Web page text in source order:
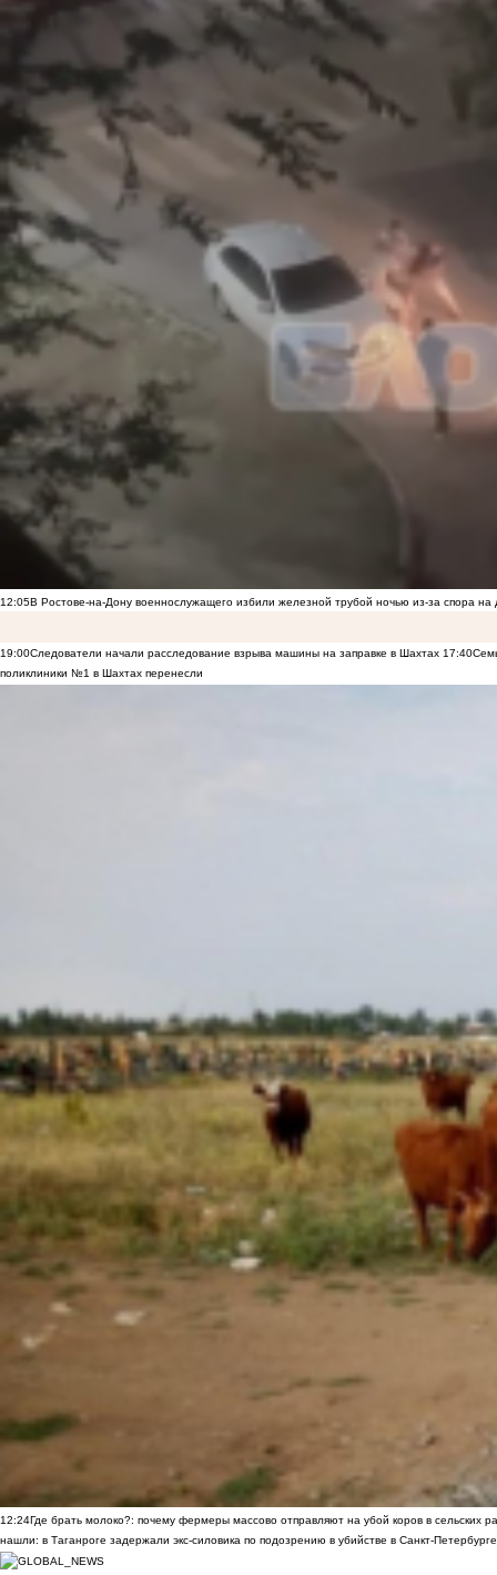
12:05В Ростове-на-Дону военнослужащего избили железной трубой ночью из-за спора на
19:00Следователи начали расследование взрыва машины на заправке в Шахтах 17:40
поликлиники №1 в Шахтах перенесли
12:24Где брать молоко?: почему фермеры массово отправляют на убой коров в сельских
нашли: в Таганроге задержали экс-силовика по подозрению в убийстве в Санкт-Петербурге